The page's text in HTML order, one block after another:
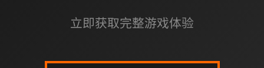
立即获取完整游戏体验